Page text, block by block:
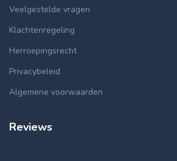
Veelgestelde vragen
Klachtenregeling
Herroepingsrecht
Privacybeleid
Algemene voorwaarden
Reviews